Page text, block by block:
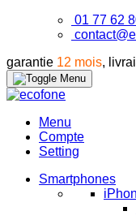
01 77 62
garantie 12 mois,
Menu
Compte
Setting
Smartphones